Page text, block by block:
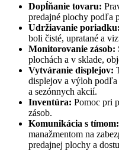
Dopĺňanie tovaru:
predajné plochy podľa
Udržiavanie poriadku:
boli čisté, upratané a
Monitorovanie zásob:
plochách a v sklade,
Vytváranie displejov:
displejov a výloh
a sezónnych akcií.
Inventúra: Pomoc pri
zásob.
Komunikácia s tímom:
manažmentom na
predajnej plochy a